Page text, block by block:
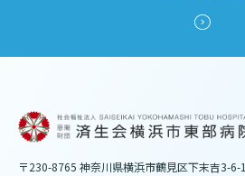
〒230-8765 神奈川県横浜市鶴見区下末吉3-6-1